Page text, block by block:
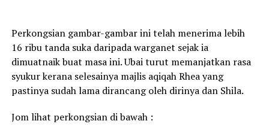
Perkongsian gambar-gambar ini telah menerima lebih
16 ribu tanda suka daripada warganet sejak ia
dimuatnaik buat masa ini. Ubai turut memanjatkan rasa
syukur kerana selesainya majlis aqiqah Rhea yang
pastinya sudah lama dirancang oleh dirinya dan Shila.
Jom lihat perkongsian di bawah :